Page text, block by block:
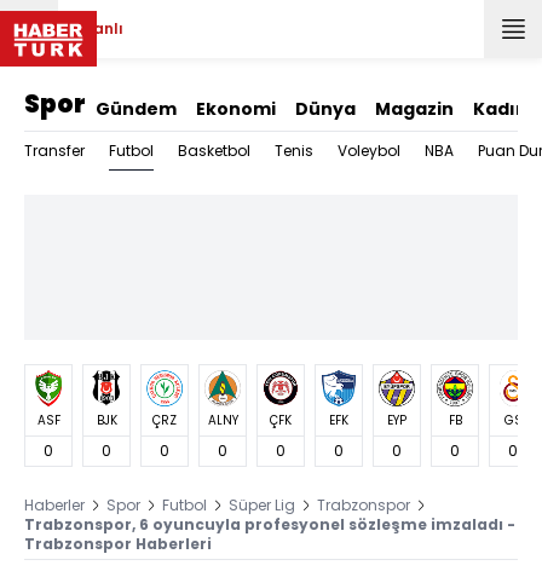
Canlı
Spor Gündem Ekonomi Dünya Magazin Kadın
Transfer Futbol Basketbol Tenis Voleybol NBA Puan
ASF
0
BJK
0
ÇRZ
0
ALNY
0
ÇFK
0
EFK
0
EYP
0
FB
0
GS
0
Haberler Spor Futbol Süper Lig
Trabzonspor
Trabzonspor, 6 oyuncuyla profesyonel sözleşme imzaladı -
Trabzonspor Haberleri